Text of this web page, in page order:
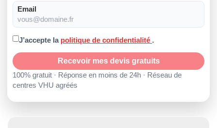
Email
J’accepte la politique de confidentialité .
Recevoir mes devis gratuits
100% gratuit · Réponse en moins de 24h · Réseau de
centres VHU agréés